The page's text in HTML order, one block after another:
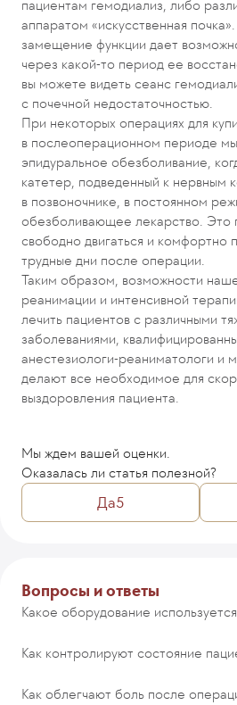
пациентам гемодиализ, либо
аппаратом «искусственная
замещение функции дает
через какой-то период ее
вы можете видеть сеанс
с почечной недостаточностью.
При некоторых операциях для
в послеоперационном периоде
эпидуральное обезболивание,
катетер, подведенный к нервным
в позвоночнике, в постоянном
обезболивающее лекарство. Это
свободно двигаться и комфортно
трудные дни после операции.
Таким образом, возможности
реанимации и интенсивной
лечить пациентов с различными
заболеваниями,
анестезиологи-реаниматологи и
делают все необходимое для
выздоровления пациента.
Мы ждем вашей оценки.
Оказалась ли статья полезной?
Да5
ОТПРАВИТЬ
Вопросы и ответы
Какое оборудование
Как контролируют состояние
Как облегчают боль после